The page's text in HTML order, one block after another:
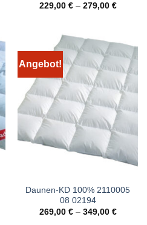
229,00 €– 279,00 €
Angebot!
Daunen-KD 100% 2110005
08 02194
269,00 €– 349,00 €